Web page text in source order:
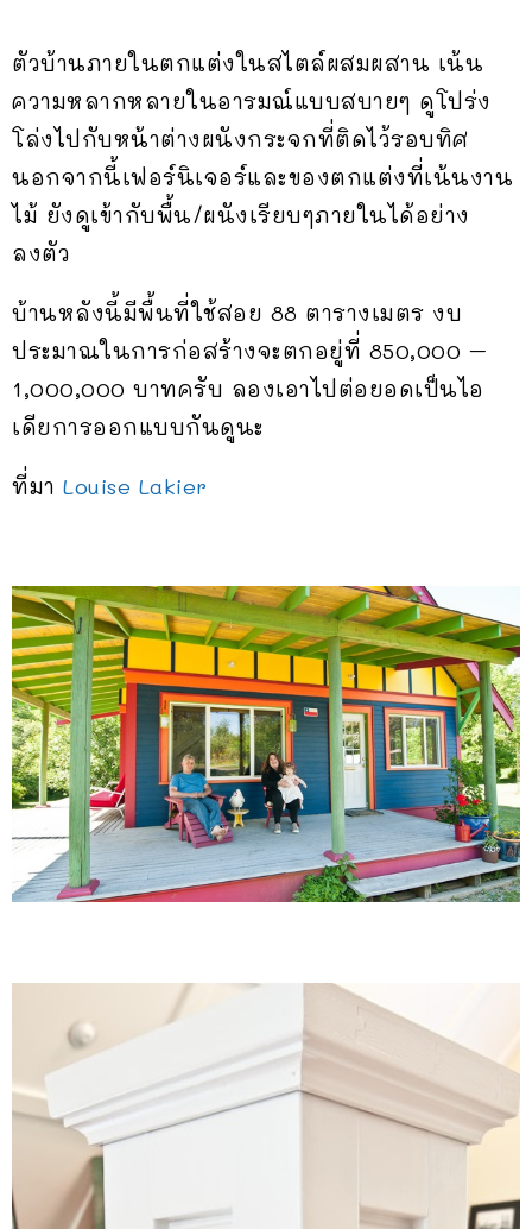
ตัวบ้านภายในตกแต่งในสไตล์ผสมผสาน เน้น
ความหลากหลายในอารมณ์แบบสบายๆ ดูโปร่ง
โล่งไปกับหน้าต่างผนังกระจกที่ติดไว้รอบทิศ
นอกจากนี้เฟอร์นิเจอร์และของตกแต่งที่เน้นงาน
ไม้ ยังดูเข้ากับพื้น/ผนังเรียบๆภายในได้อย่าง
ลงตัว
บ้านหลังนี้มีพื้นที่ใช้สอย 88 ตารางเมตร งบ
ประมาณในการก่อสร้างจะตกอยู่ที่ 850,000 –
1,000,000 บาทครับ ลองเอาไปต่อยอดเป็นไอ
เดียการออกแบบกันดูนะ
ที่มา Louise Lakier